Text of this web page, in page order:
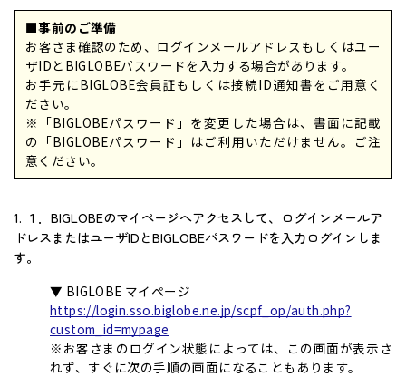
■事前のご準備
お客さま確認のため、ログインメールアドレスもしくはユー
ザIDとBIGLOBEパスワードを入力する場合があります。
お手元にBIGLOBE会員証もしくは接続ID通知書をご用意く
ださい。
※「BIGLOBEパスワード」を変更した場合は、書面に記載
の「BIGLOBEパスワード」はご利用いただけません。ご注
意ください。
1. １．BIGLOBEのマイページへアクセスして、ログインメールア
ドレスまたはユーザIDとBIGLOBEパスワードを入力ログインしま
す。
▼ BIGLOBE マイページ
https://login.sso.biglobe.ne.jp/scpf_op/auth.php?
custom_id=mypage
※お客さまのログイン状態によっては、この画面が表示さ
れず、すぐに次の手順の画面になることもあります。